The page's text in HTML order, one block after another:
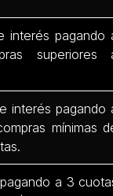
interés pagando
superiores
interés pagando
mínimas
a 3